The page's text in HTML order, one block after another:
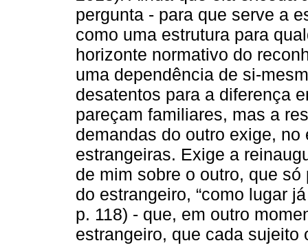
pergunta - para que serve a
como uma estrutura para
horizonte normativo do
uma dependência de si-
desatentos para a diferença
pareçam familiares, mas a
demandas do outro exige,
estrangeiras. Exige a
de mim sobre o outro, que
do estrangeiro, “como lugar
p. 118) - que, em outro
estrangeiro, que cada sujeito